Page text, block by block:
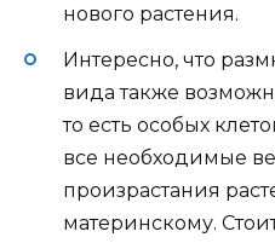
нового растения.
Интересно, что
вида также
то есть особых
все необходимые
произрастания
материнскому.